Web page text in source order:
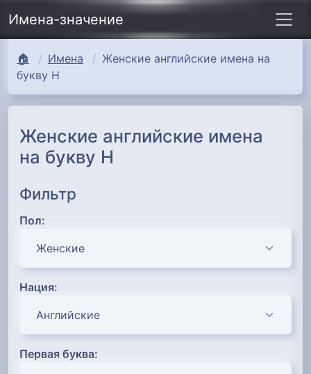
Имена-значение
🏠 Имена
Женские английские имена на
букву Н
Женские английские имена
на букву Н
Фильтр
Пол:
Нация:
Первая буква: